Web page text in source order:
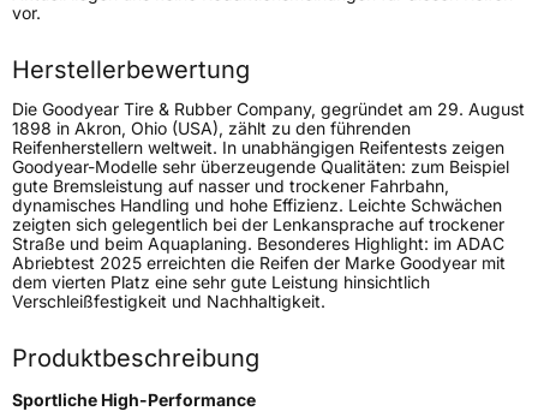
Gewicht (in kg)13,75 kg
Generelle Merkmale
FahrzeugtypPKW
VerwendungSommerreifen
ModellnameEagle F1 Supercar
FahrzeugartPKW & SUV
Schlauchtyp TL
vor.
Herstellerbewertung
Die Goodyear Tire & Rubber Company, gegründet am 29. August
1898 in Akron, Ohio (USA), zählt zu den führenden
Reifenherstellern weltweit. In unabhängigen Reifentests zeigen
Goodyear-Modelle sehr überzeugende Qualitäten: zum Beispiel
gute Bremsleistung auf nasser und trockener Fahrbahn,
dynamisches Handling und hohe Effizienz. Leichte Schwächen
zeigten sich gelegentlich bei der Lenkansprache auf trockener
Straße und beim Aquaplaning. Besonderes Highlight: im ADAC
Abriebtest 2025 erreichten die Reifen der Marke Goodyear mit
dem vierten Platz eine sehr gute Leistung hinsichtlich
Verschleißfestigkeit und Nachhaltigkeit.
Produktbeschreibung
Sportliche High-Performance